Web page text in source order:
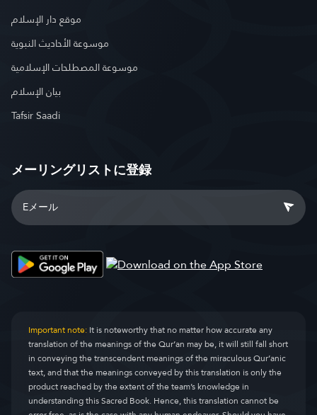
موقع دار الإسلام
موسوعة الأحاديث النبوية
موسوعة المصطلحات الإسلامية
بيان الإسلام
Tafsir Saadi
メーリングリストに登録
Important note:It is noteworthy that no matter how accurate any
translation of the meanings of the Qur’an may be, it will still fall short
in conveying the transcendent meanings of the miraculous Qur’anic
text, and that the meanings conveyed by this translation is only the
product reached by the extent of the team’s knowledge in
understanding this Sacred Book. Hence, this translation cannot be